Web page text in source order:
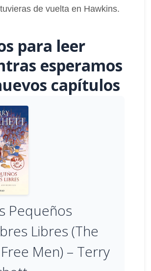
de vuelta en Hawkins.
para leer
esperamos
capítulos
Pequeños
Libres (The
Men) – Terry